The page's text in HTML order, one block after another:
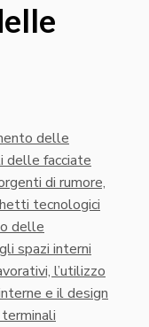
delle
delle facciate
di rumore,
tecnologici
delle
spazi interni
l’utilizzo
e il design